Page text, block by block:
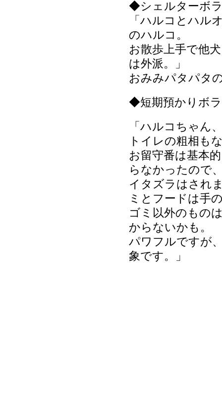
◆シェルターボ
「ハルコとハル
のハルコ。
お散歩上手で他
は外派。」
おみみパタパタ
◆短期預かりボ
「ハルコちゃん
トイレの粗相も
お留守番は基本
らなかったので
イタズラはされ
ミとフードは手
ゴミ以外のもの
からないかも。
パワフルですが
象です。」